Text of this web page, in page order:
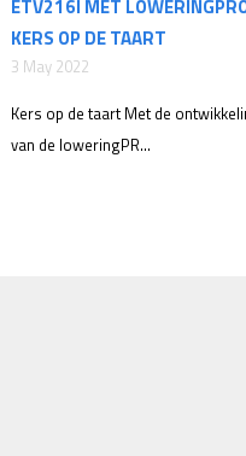
ETV216I MET
KERS OP DE TAART
3 May 2022
Kers op de taart Met de
van de loweringPR...